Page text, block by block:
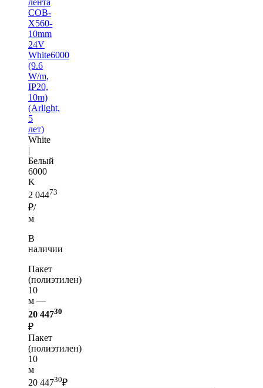
COB-
X560-
10mm
24V
White6000
(9.6
W/m,
IP20,
10m)
(Arlight,
5
лет)
White
|
Белый
6000
K
2 04473
₽/
м
В
наличии
Пакет
(полиэтилен)
10
м —
20 44730
₽
Пакет
(полиэтилен)
10
м
20 44730₽